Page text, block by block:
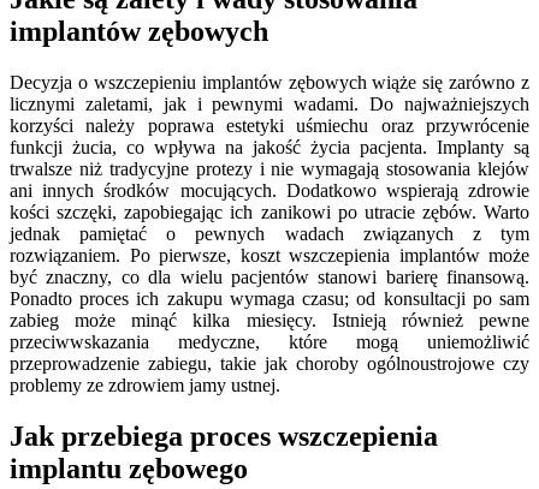
implantów zębowych
Decyzja o wszczepieniu implantów zębowych wiąże się zarówno z
licznymi zaletami, jak i pewnymi wadami. Do najważniejszych
korzyści należy poprawa estetyki uśmiechu oraz przywrócenie
funkcji żucia, co wpływa na jakość życia pacjenta. Implanty są
trwalsze niż tradycyjne protezy i nie wymagają stosowania klejów
ani innych środków mocujących. Dodatkowo wspierają zdrowie
kości szczęki, zapobiegając ich zanikowi po utracie zębów. Warto
jednak pamiętać o pewnych wadach związanych z tym
rozwiązaniem. Po pierwsze, koszt wszczepienia implantów może
być znaczny, co dla wielu pacjentów stanowi barierę finansową.
Ponadto proces ich zakupu wymaga czasu; od konsultacji po sam
zabieg może minąć kilka miesięcy. Istnieją również pewne
przeciwwskazania medyczne, które mogą uniemożliwić
przeprowadzenie zabiegu, takie jak choroby ogólnoustrojowe czy
problemy ze zdrowiem jamy ustnej.
Jak przebiega proces wszczepienia
implantu zębowego